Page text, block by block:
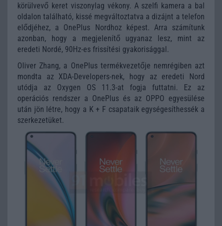
körülvevő keret viszonylag vékony. A szelfi kamera a bal
oldalon található, kissé megváltoztatva a dizájnt a telefon
elődjéhez, a OnePlus Nordhoz képest. Arra számítunk
azonban, hogy a megjelenítő ugyanaz lesz, mint az
eredeti Nordé, 90Hz-es frissítési gyakorisággal.
Oliver Zhang, a OnePlus termékvezetője nemrégiben azt
mondta az XDA-Developers-nek, hogy az eredeti Nord
utódja az Oxygen OS 11.3-at fogja futtatni. Ez az
operációs rendszer a OnePlus és az OPPO egyesülése
után jön létre, hogy a K + F csapataik egységesíthessék a
szerkezetüket.